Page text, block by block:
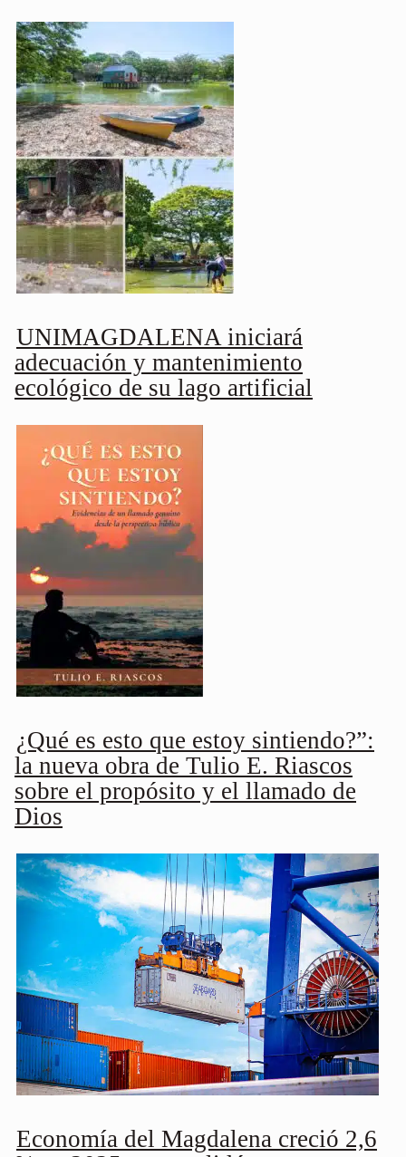
UNIMAGDALENA iniciará
adecuación y mantenimiento
ecológico de su lago artificial
¿Qué es esto que estoy sintiendo?”:
la nueva obra de Tulio E. Riascos
sobre el propósito y el llamado de
Dios
Economía del Magdalena creció 2,6